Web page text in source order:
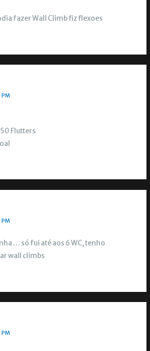
fazer Wall Climb fiz flexoes
PM
50 Flutters
PM
… só fui até aos 6 WC, tenho
wall climbs
PM